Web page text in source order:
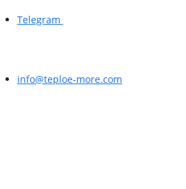
Telegram
info@teploe-more.com